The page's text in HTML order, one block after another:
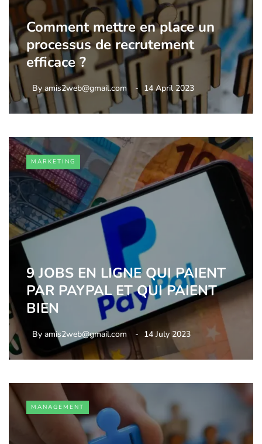
Comment mettre en place un
processus de recrutement
efficace ?
By amis2web@gmail.com 14 April 2023
MARKETING
9 JOBS EN LIGNE QUI PAIENT
PAR PAYPAL ET QUI PAIENT
BIEN
By amis2web@gmail.com 14 July 2023
MANAGEMENT